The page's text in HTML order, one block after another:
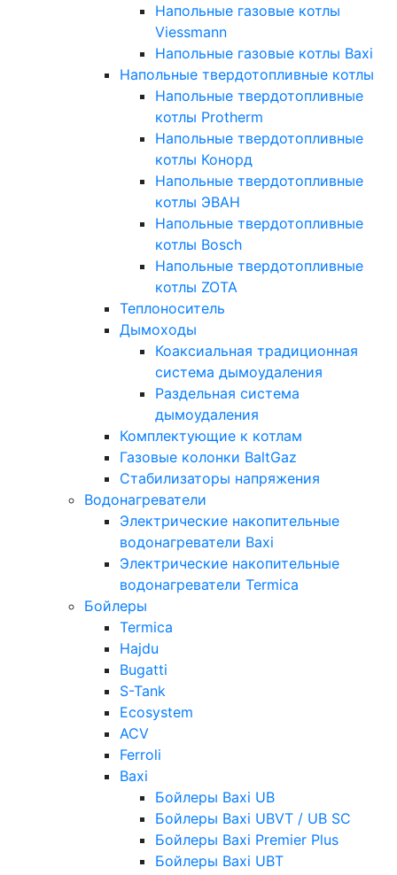
Напольные газовые котлы
Viessmann
Напольные газовые котлы Baxi
Напольные твердотопливные котлы
Напольные твердотопливные
котлы Protherm
Напольные твердотопливные
котлы Конорд
Напольные твердотопливные
котлы ЭВАН
Напольные твердотопливные
котлы Bosch
Напольные твердотопливные
котлы ZOTA
Теплоноситель
Дымоходы
Коаксиальная традиционная
система дымоудаления
Раздельная система
дымоудаления
Комплектующие к котлам
Газовые колонки BaltGaz
Стабилизаторы напряжения
Водонагреватели
Электрические накопительные
водонагреватели Baxi
Электрические накопительные
водонагреватели Termica
Бойлеры
Termica
Hajdu
Bugatti
S-Tank
Ecosystem
ACV
Ferroli
Baxi
Бойлеры Baxi UB
Бойлеры Baxi UBVT / UB SC
Бойлеры Baxi Premier Plus
Бойлеры Baxi UBT